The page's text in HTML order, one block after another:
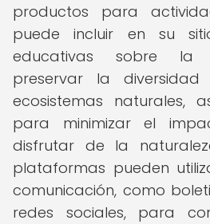
productos para
puede incluir en su
educativas sobre la
preservar la
ecosistemas naturales,
para minimizar el
disfrutar de la
plataformas pueden
comunicación, como
redes sociales, para